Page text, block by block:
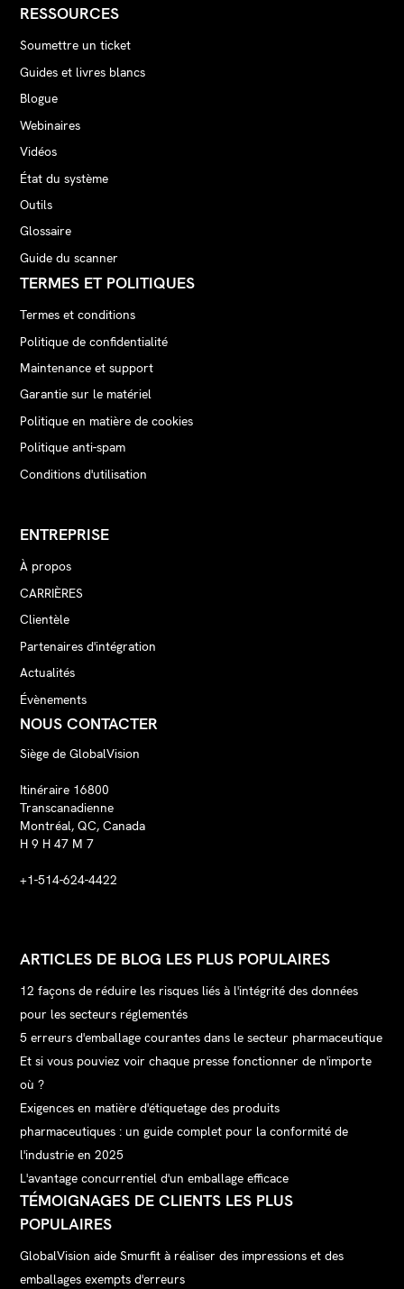
RESSOURCES
Soumettre un ticket
Guides et livres blancs
Blogue
Webinaires
Vidéos
État du système
Outils
Glossaire
Guide du scanner
TERMES ET POLITIQUES
Termes et conditions
Politique de confidentialité
Maintenance et support
Garantie sur le matériel
Politique en matière de cookies
Politique anti-spam
Conditions d'utilisation
ENTREPRISE
À propos
CARRIÈRES
Clientèle
Partenaires d'intégration
Actualités
Évènements
NOUS CONTACTER
Siège de GlobalVision
Itinéraire 16800
Transcanadienne
Montréal, QC, Canada
H 9 H 47 M 7
+1-514-624-4422
ARTICLES DE BLOG LES PLUS POPULAIRES
12 façons de réduire les risques liés à l'intégrité des données
pour les secteurs réglementés
5 erreurs d'emballage courantes dans le secteur pharmaceutique
Et si vous pouviez voir chaque presse fonctionner de n'importe
où ?
Exigences en matière d'étiquetage des produits
pharmaceutiques : un guide complet pour la conformité de
l'industrie en 2025
L'avantage concurrentiel d'un emballage efficace
TÉMOIGNAGES DE CLIENTS LES PLUS
POPULAIRES
GlobalVision aide Smurfit à réaliser des impressions et des
emballages exempts d'erreurs